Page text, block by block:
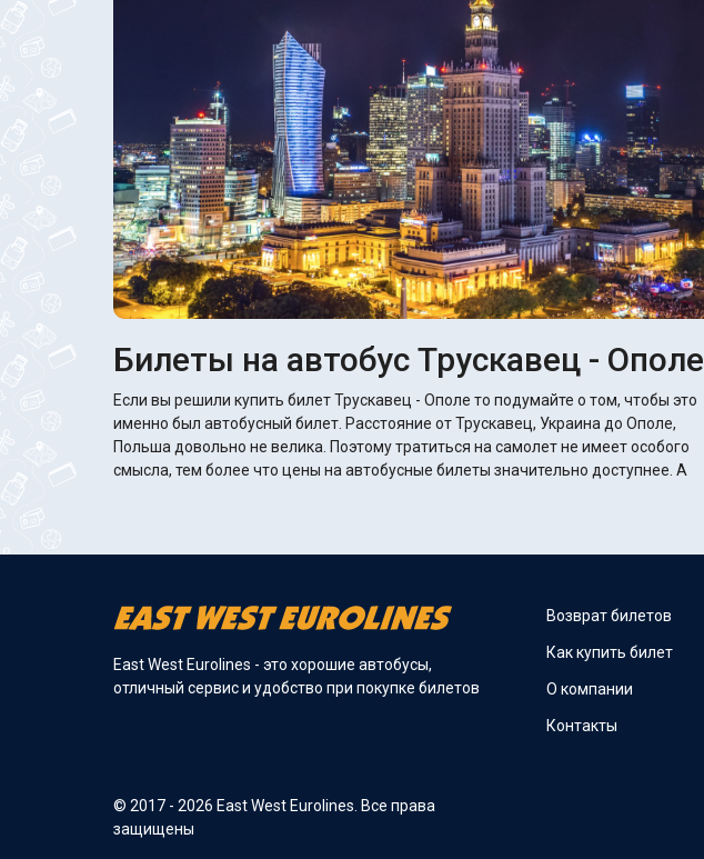
Билеты на автобус Трускавец - Ополе
Если вы решили купить билет Трускавец - Ополе то подумайте о том, чтобы это
именно был автобусный билет. Расстояние от Трускавец, Украина до Ополе,
Польша довольно не велика. Поэтому тратиться на самолет не имеет особого
смысла, тем более что цены на автобусные билеты значительно доступнее. А
East West Eurolines - это хорошие автобусы,
отличный сервис и удобство при покупке билетов
© 2017 - 2026 East West Eurolines. Все права
защищены
Возврат билетов
Как купить билет
О компании
Контакты